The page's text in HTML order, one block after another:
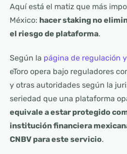
Aquí está el matiz que más
México: hacer staking no
el riesgo de plataforma.
Según la página de regulación
eToro opera bajo reguladores
y otras autoridades según la
seriedad que una plataforma
equivale a estar protegido
institución financiera
CNBV para este servicio.